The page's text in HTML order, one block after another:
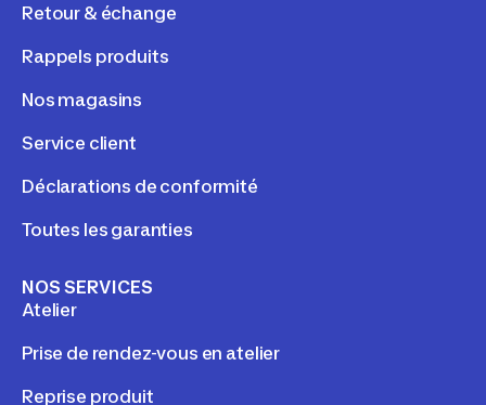
Retour & échange
Rappels produits
Nos magasins
Service client
Déclarations de conformité
Toutes les garanties
NOS SERVICES
Atelier
Prise de rendez-vous en atelier
Reprise produit